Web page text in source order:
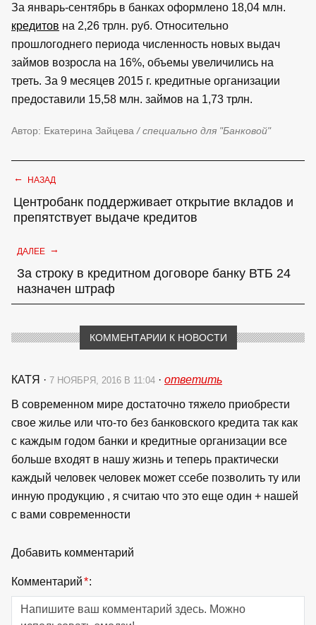
За январь-сентябрь в банках оформлено 18,04 млн.
кредитов на 2,26 трлн. руб. Относительно
прошлогоднего периода численность новых выдач
займов возросла на 16%, объемы увеличились на
треть. За 9 месяцев 2015 г. кредитные организации
предоставили 15,58 млн. займов на 1,73 трлн.
Автор: Екатерина Зайцева / специально для "Банковой"
← НАЗАД
Центробанк поддерживает открытие вкладов и
препятствует выдаче кредитов
ДАЛЕЕ →
За строку в кредитном договоре банку ВТБ 24
назначен штраф
КОММЕНТАРИИ К НОВОСТИ
КАТЯ · 7 НОЯБРЯ, 2016 В 11:04 · ответить
В современном мире достаточно тяжело приобрести
свое жилье или что-то без банковского кредита так как
с каждым годом банки и кредитные организации все
больше входят в нашу жизнь и теперь практически
каждый человек человек может ссебе позволить ту или
инную продукцию , я считаю что это еще один + нашей
с вами современности
Добавить комментарий
Комментарий*: